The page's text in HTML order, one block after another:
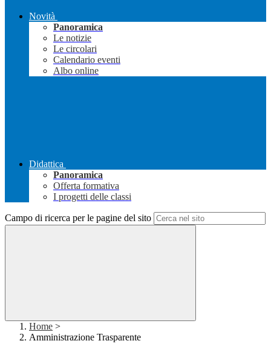
Novità
Panoramica
Le notizie
Le circolari
Calendario eventi
Albo online
Didattica
Panoramica
Offerta formativa
I progetti delle classi
Campo di ricerca per le pagine del sito
Home >
Amministrazione Trasparente